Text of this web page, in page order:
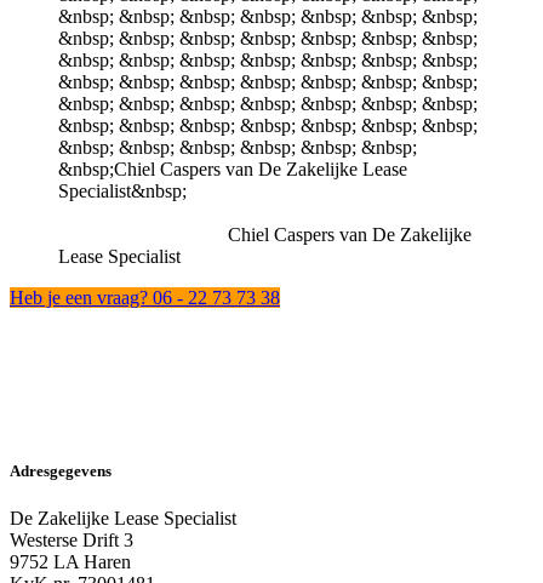
Chiel Caspers van De Zakelijke
Lease Specialist
Heb je een vraag? 06 - 22 73 73 38
Adresgegevens
De Zakelijke Lease Specialist
Westerse Drift 3
9752 LA Haren